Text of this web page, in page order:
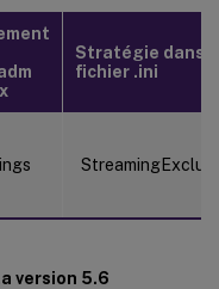
Stratégie dans
fichier .ini
version 5.6